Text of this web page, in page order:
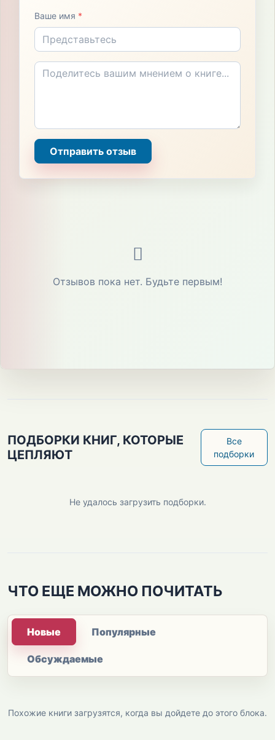
Ваше имя *
Отправить отзыв
Отзывов пока нет. Будьте первым!
ПОДБОРКИ КНИГ, КОТОРЫЕ
ЦЕПЛЯЮТ
Все
подборки
Не удалось загрузить подборки.
ЧТО ЕЩЕ МОЖНО ПОЧИТАТЬ
Новые Популярные
Обсуждаемые
Похожие книги загрузятся, когда вы дойдете до этого блока.